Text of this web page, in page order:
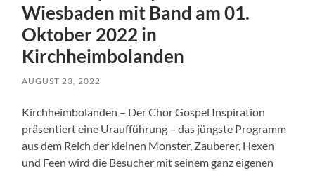
Wiesbaden mit Band am 01.
Oktober 2022 in
Kirchheimbolanden
AUGUST 23, 2022
Kirchheimbolanden – Der Chor Gospel Inspiration
präsentiert eine Uraufführung – das jüngste Programm
aus dem Reich der kleinen Monster, Zauberer, Hexen
und Feen wird die Besucher mit seinem ganz eigenen